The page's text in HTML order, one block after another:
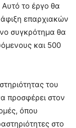
το έργο θα
άφιξη επαρχιακών
συγκρότημα θα
και 500
του
προσφέρει στον
όπου
στο